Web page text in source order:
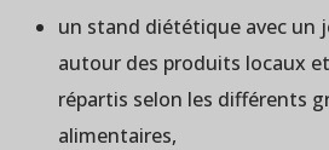
un stand diététique avec un
autour des produits locaux
répartis selon les différents
alimentaires,